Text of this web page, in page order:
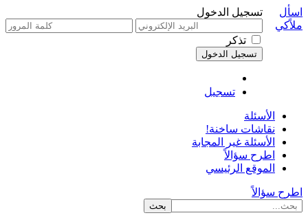
تسجيل الدخول
تذكر
تسجيل
اسأل
ملاًكي
الأسئلة
نقاشات ساخنة!
الأسئلة غير المجابة
اطرح سؤالاً
الموقع الرئيسي
اطرح سؤالاً